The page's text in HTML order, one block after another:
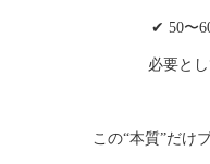
✔ 50〜
必要と
この“本質”だけ